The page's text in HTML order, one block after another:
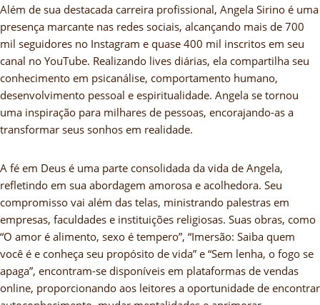
Além de sua destacada carreira profissional, Angela Sirino é uma
presença marcante nas redes sociais, alcançando mais de 700
mil seguidores no Instagram e quase 400 mil inscritos em seu
canal no YouTube. Realizando lives diárias, ela compartilha seu
conhecimento em psicanálise, comportamento humano,
desenvolvimento pessoal e espiritualidade. Angela se tornou
uma inspiração para milhares de pessoas, encorajando-as a
transformar seus sonhos em realidade.
A fé em Deus é uma parte consolidada da vida de Angela,
refletindo em sua abordagem amorosa e acolhedora. Seu
compromisso vai além das telas, ministrando palestras em
empresas, faculdades e instituições religiosas. Suas obras, como
“O amor é alimento, sexo é tempero”, “Imersão: Saiba quem
você é e conheça seu propósito de vida” e “Sem lenha, o fogo se
apaga”, encontram-se disponíveis em plataformas de vendas
online, proporcionando aos leitores a oportunidade de encontrar